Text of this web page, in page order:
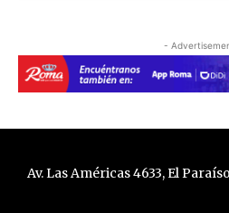
-
Av. Las Américas 4633, El